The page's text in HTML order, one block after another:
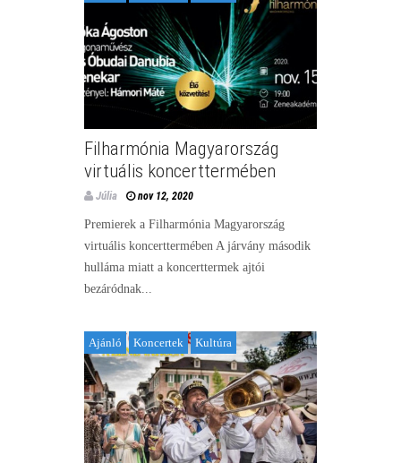
Filharmónia Magyarország
virtuális koncerttermében
Júlia nov 12, 2020
Premierek a Filharmónia Magyarország
virtuális koncerttermében A járvány második
hulláma miatt a koncerttermek ajtói
bezáródnak...
Ajánló Koncertek Kultúra